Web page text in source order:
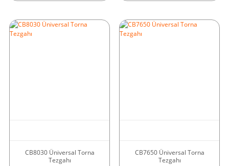
CB8030 Üniversal Torna
Tezgahı
CB7650 Üniversal Torna
Tezgahı